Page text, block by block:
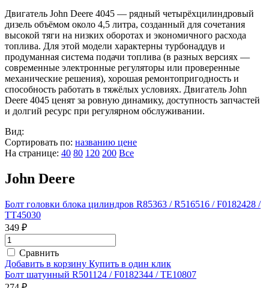
Двигатель John Deere 4045 — рядный четырёхцилиндровый
дизель объёмом около 4,5 литра, созданный для сочетания
высокой тяги на низких оборотах и экономичного расхода
топлива. Для этой модели характерны турбонаддув и
продуманная система подачи топлива (в разных версиях —
современные электронные регуляторы или проверенные
механические решения), хорошая ремонтопригодность и
способность работать в тяжёлых условиях. Двигатель John
Deere 4045 ценят за ровную динамику, доступность запчастей
и долгий ресурс при регулярном обслуживании.
Вид:
Сортировать по: названию цене
На странице: 40 80 120 200 Все
John Deere
Болт головки блока цилиндров R85363 / R516516 / F0182428 /
TT45030
349 ₽
Сравнить
Добавить в корзину Купить в один клик
Болт шатунный R501124 / F0182344 / TE10807